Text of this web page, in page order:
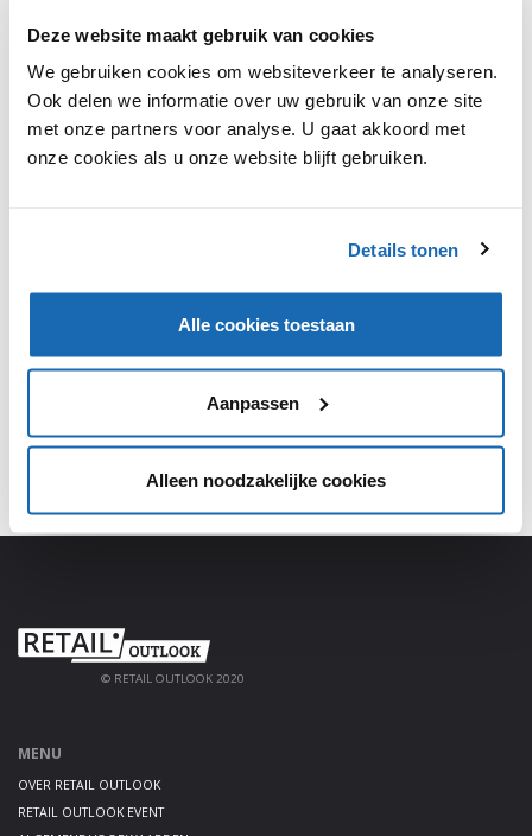
Deze website maakt gebruik van cookies
We gebruiken cookies om websiteverkeer te analyseren.
Ook delen we informatie over uw gebruik van onze site
met onze partners voor analyse. U gaat akkoord met
onze cookies als u onze website blijft gebruiken.
Details tonen
Alle cookies toestaan
Aanpassen
Alleen noodzakelijke cookies
1
SHARE, LEARN & CONNECT!
Meld je aan, deel jouw kennis en haal alles uit het
AANMELDEN
© RETAIL OUTLOOK 2020
MENU
OVER RETAIL OUTLOOK
RETAIL OUTLOOK EVENT